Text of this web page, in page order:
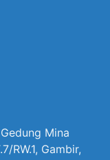
Mina
RW.1, Gambir,